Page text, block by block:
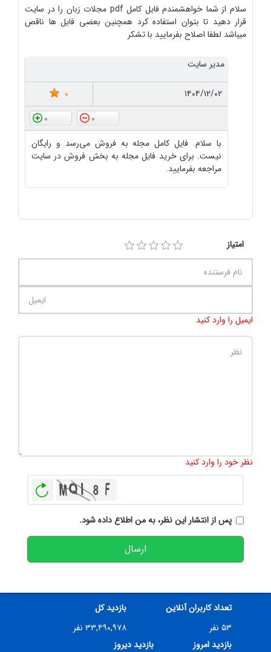
سلام از شما خواهشمندم فایل کامل pdf مجلات زبان را در سایت
قرار دهید تا بتوان استفاده کرد همچنین بعضی فایل ها ناقص
میباشد لطفا اصلاح بفرمایید با تشکر
مدیر سایت
۱۴۰۴/۱۲/۰۲
0
0
0
با سلام. فایل کامل مجله به فروش می‌رسد و رایگان
نیست. برای خرید فایل مجله به بخش فروش در سایت
مراجعه بفرمایید.
امتیاز
ایمیل را وارد کنید
نظر خود را وارد کنید
پس از انتشار این نظر، به من اطلاع داده شود.
ارسال
تعداد کاربران آنلاین
۵۳ نفر
بازدید کل
۳۳,۴۹۰,۹۷۸ نفر
بازدید امروز
بازدید دیروز